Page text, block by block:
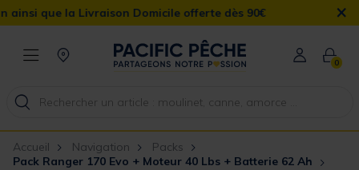
Livraison Domicile offerte dès 90€ ×
0
Accueil Navigation
Packs
Pack Ranger 170 Evo + Moteur 40 Lbs + Batterie 62 Ah